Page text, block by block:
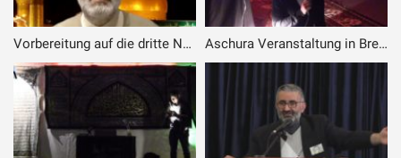
Vorbereitung auf die dritte Nacht der Macht – 05.05.2021 Aschura Veranstaltung in Bremen – 4. Tag – 3. Teil